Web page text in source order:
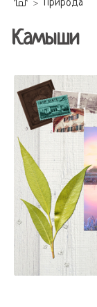
Природа
Камыши